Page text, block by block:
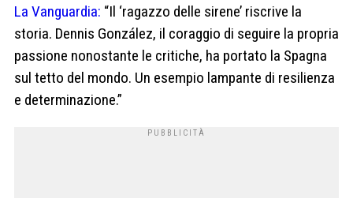
La Vanguardia: “Il ‘ragazzo delle sirene’ riscrive la
storia. Dennis González, il coraggio di seguire la propria
passione nonostante le critiche, ha portato la Spagna
sul tetto del mondo. Un esempio lampante di resilienza
e determinazione.”